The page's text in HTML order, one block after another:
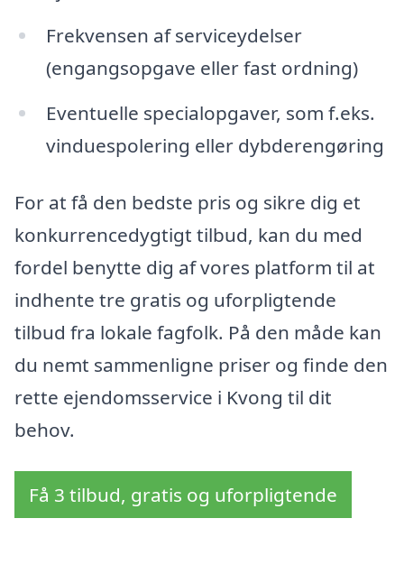
Frekvensen af serviceydelser
(engangsopgave eller fast ordning)
Eventuelle specialopgaver, som f.eks.
vinduespolering eller dybderengøring
For at få den bedste pris og sikre dig et
konkurrencedygtigt tilbud, kan du med
fordel benytte dig af vores platform til at
indhente tre gratis og uforpligtende
tilbud fra lokale fagfolk. På den måde kan
du nemt sammenligne priser og finde den
rette ejendomsservice i Kvong til dit
behov.
Få 3 tilbud, gratis og uforpligtende